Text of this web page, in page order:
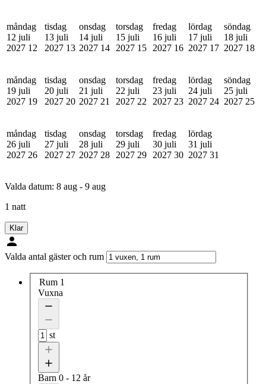
måndag
12 juli
2027 12
tisdag
13 juli
2027 13
onsdag
14 juli
2027 14
torsdag
15 juli
2027 15
fredag
16 juli
2027 16
lördag
17 juli
2027 17
söndag
18 juli
2027 18
måndag
19 juli
2027 19
tisdag
20 juli
2027 20
onsdag
21 juli
2027 21
torsdag
22 juli
2027 22
fredag
23 juli
2027 23
lördag
24 juli
2027 24
söndag
25 juli
2027 25
måndag
26 juli
2027 26
tisdag
27 juli
2027 27
onsdag
28 juli
2027 28
torsdag
29 juli
2027 29
fredag
30 juli
2027 30
lördag
31 juli
2027 31
Valda datum: 8 aug - 9 aug
1 natt
Klar
Valda antal gäster och rum
Rum 1
Vuxna
st
Barn 0 - 12 år